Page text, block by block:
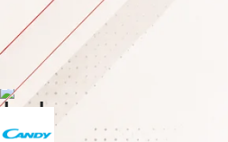
ΚΑΤΑΣΚΕΥΑΣΤΗΣ
Bosch
CANDY